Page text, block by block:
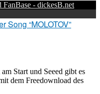
FanBase - dickesB.net
Song “MOLOTOV”
Start und Seeed gibt es
dem Freedownload des